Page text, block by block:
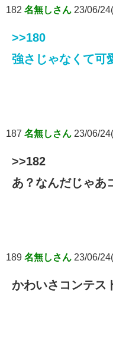
182 名無しさん 23/06/
>>180
強さじゃなくて可
187 名無しさん 23/06/
>>182
あ？なんだじゃあ
189 名無しさん 23/06/
かわいさコンテス